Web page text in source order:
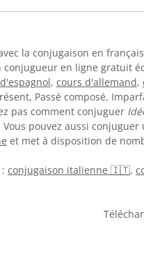
la conjugaison en
conjugueur en ligne gratuit
, cours d'allemand,
Passé composé,
pas comment conjuguer
pouvez aussi
et met à disposition de
conjugaison italienne 🇮🇹,